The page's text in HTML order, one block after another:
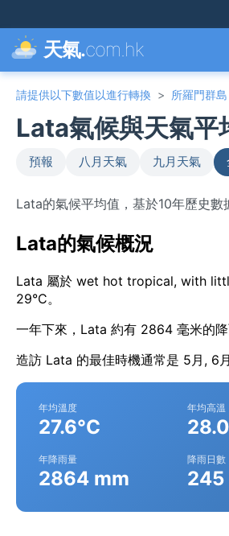
天氣.com.hk
請提供以下數值以進行轉換 > 所羅門群島
Lata氣候與天氣平
預報 八月天氣 九月天氣
Lata的氣候平均值，基於10年歷史數
Lata的氣候概況
Lata 屬於 wet hot tropical, with
29°C。
一年下來，Lata 約有 2864 毫米的
造訪 Lata 的最佳時機通常是 5月, 6
年均溫度
27.6°C
年均高溫
年降雨量
2864 mm
降雨日數
245